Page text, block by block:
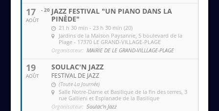
17
AOÛT
- 20 JAZZ FESTIVAL "UN PIANO DANS LA
PINÈDE"
21 h 30 min - 23 h 30 min (20)
Jardins de la Maison Paysanne, 5 boulevard de la
Plage - 17370 LE GRAND-VILLAGE-PLAGE
Organisateur: MAIRIE DE LE GRAND-VILLLAGE-PLAGE
19
AOÛT
SOULAC'N JAZZ
FESTIVAL DE JAZZ
(Toute La Journée)
Salle Notre-Dame et Basilique de la fin des terres, 3
rue Gallieni et Esplanade de la Basilique
Organisateur: Soulac'n Jazz